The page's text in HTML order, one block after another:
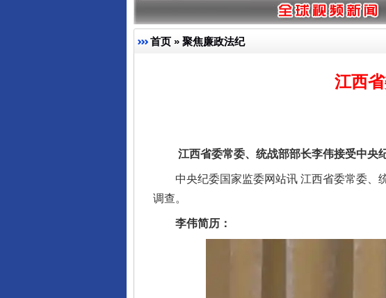
首页 » 聚焦廉政法纪
江西
江西省委常委、统战部部长李伟接受中央
中央纪委国家监委网站讯 江西省委常委、
调查。
李伟简历：